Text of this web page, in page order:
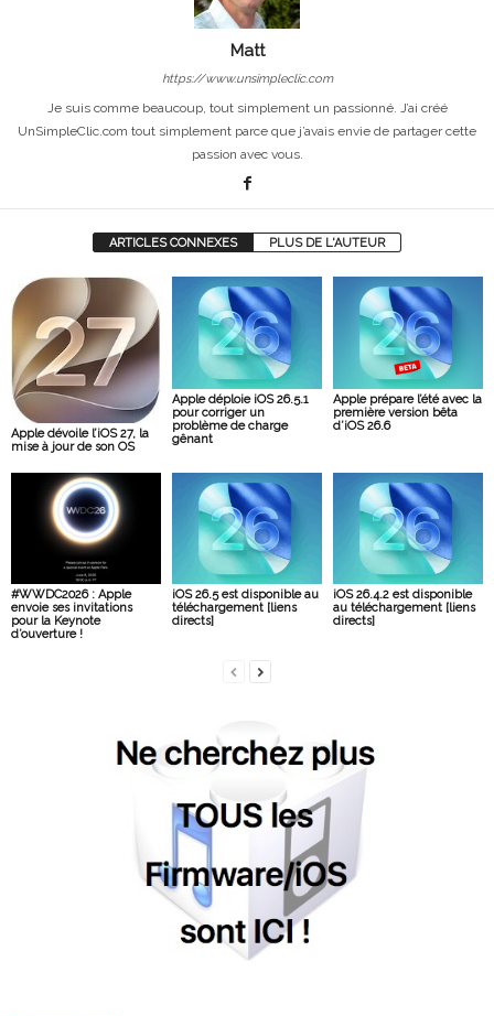
Matt
https://www.unsimpleclic.com
Je suis comme beaucoup, tout simplement un passionné. J’ai créé
UnSimpleClic.com tout simplement parce que j’avais envie de partager cette
passion avec vous.
ARTICLES CONNEXES PLUS DE L'AUTEUR
Apple dévoile l’iOS 27, la
mise à jour de son OS
Apple déploie iOS 26.5.1
pour corriger un
problème de charge
gênant
Apple prépare l’été avec la
première version bêta
d’iOS 26.6
#WWDC2026 : Apple
envoie ses invitations
pour la Keynote
d’ouverture !
iOS 26.5 est disponible au
téléchargement [liens
directs]
iOS 26.4.2 est disponible
au téléchargement [liens
directs]